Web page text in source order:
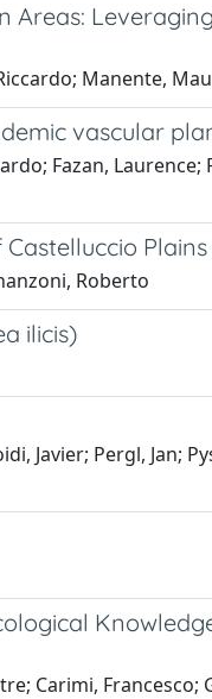
Manente,
vascular
Fazan,
Roberto
ilicis)
Javier; Pergl, Jan;
Carimi, Francesco;